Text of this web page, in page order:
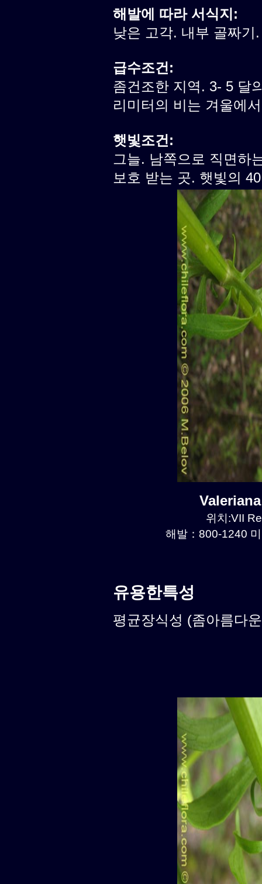
해발에 따라 서식지:
낮은 고각. 내부 골짜기.
급수조건:
좀건조한 지역. 3- 5 달
리미터의 비는 겨울에
햇빛조건:
그늘. 남쪽으로 직면하
보호 받는 곳. 햇빛의
위치:VII
해발：800-1240
유용한특성
평균장식성 (좀아름다